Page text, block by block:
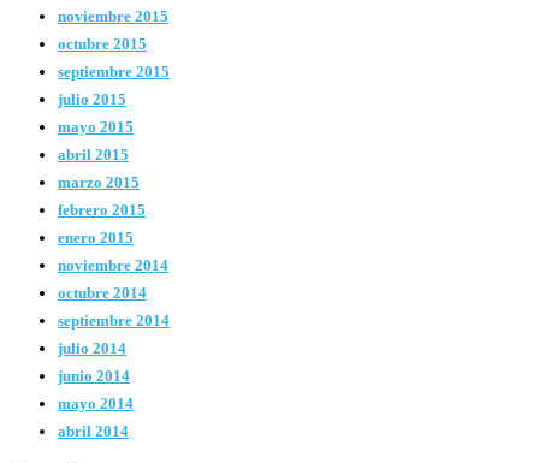
noviembre 2015
octubre 2015
septiembre 2015
julio 2015
mayo 2015
abril 2015
marzo 2015
febrero 2015
enero 2015
noviembre 2014
octubre 2014
septiembre 2014
julio 2014
junio 2014
mayo 2014
abril 2014